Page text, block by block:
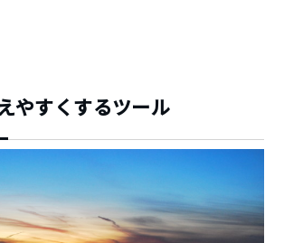
やすくするツール